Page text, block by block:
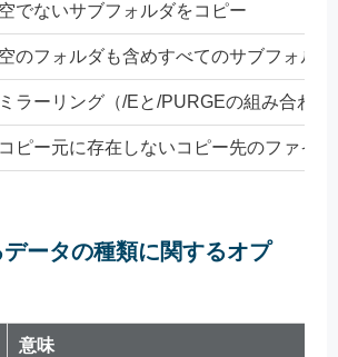
空でないサブフォルダをコピー
空のフォルダも含めすべてのサブフォル
ミラーリング（/Eと/PURGEの組み合わせ
コピー元に存在しないコピー先のファイ
データの種類に関するオプ
意味